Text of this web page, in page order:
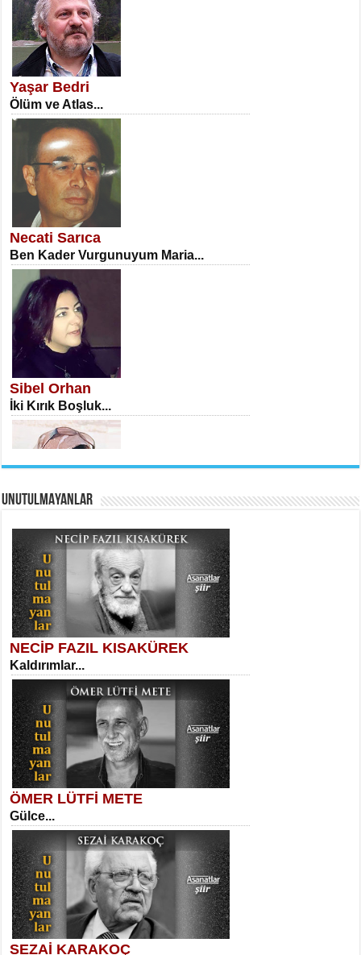
SATILMIŞ ÜMİT ÇETİNKAYA
Erkenlik...
NECLA DİLEK ARSLAN
Öğretmenler Günü Mahkemesi...
İSA KARATEPE
Ekranlar Arasında Kaybolan İnsan...
AHMET URFALI
Tahlil Denemesi...
SELAHATTİN YILDIZ
İnsanın Zindanı...
MEHMET TAŞTAN
Vagon’da Bir Şairle...
Yaşar Bedri
Ölüm ve Atlas...
Necati Sarıca
Ben Kader Vurgunuyum Maria...
Sibel Orhan
İki Kırık Boşluk...
Meral Yağmur
Eski Bir Şiir...
Kadir Ünal
Ayağıma Dolanan Yokuş...
Mehmet Çoban
Elmira...
UNUTULMAYANLAR
NECİP FAZIL KISAKÜREK
Kaldırımlar...
ÖMER LÜTFİ METE
Gülce...
SEZAİ KARAKOÇ